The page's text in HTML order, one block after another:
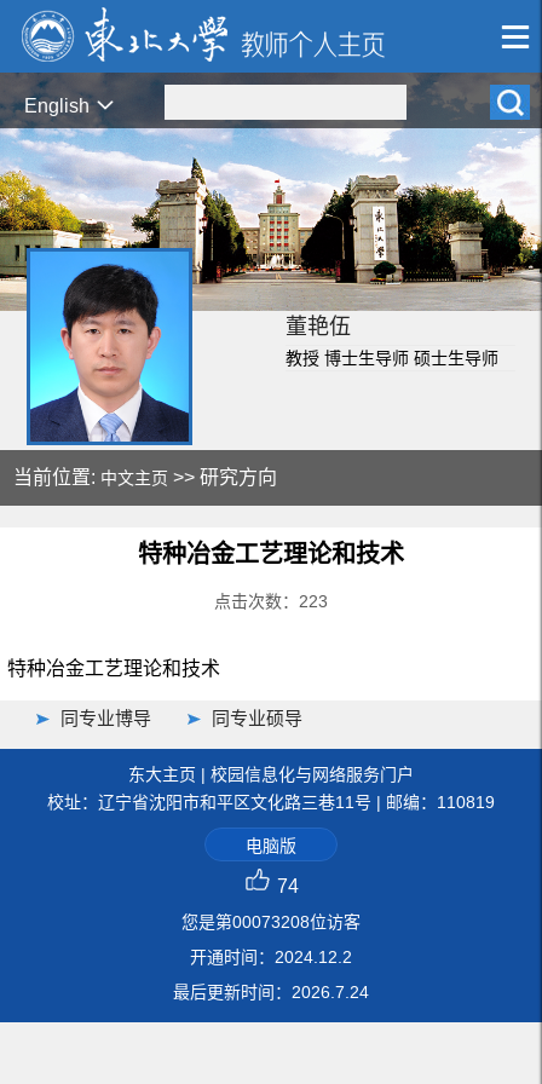
English
董艳伍
教授 博士生导师 硕士生导师
当前位置: 中文主页 >> 研究方向
特种冶金工艺理论和技术
点击次数： 223
特种冶金工艺理论和技术
同专业博导 同专业硕导
东大主页 | 校园信息化与网络服务门户
校址：辽宁省沈阳市和平区文化路三巷11号 | 邮编：110819
电脑版
74
您是第00073208位访客
开通时间： 2024 12 2
最后更新时间： 2026 7 24